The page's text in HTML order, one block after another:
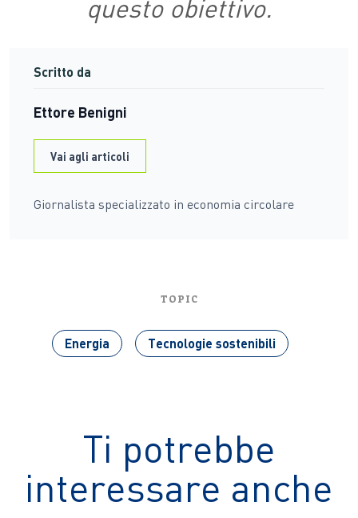
questo obiettivo.
Scritto da
Ettore Benigni
Vai agli articoli
Giornalista specializzato in economia circolare
TOPIC
Energia Tecnologie sostenibili
Ti potrebbe
interessare anche